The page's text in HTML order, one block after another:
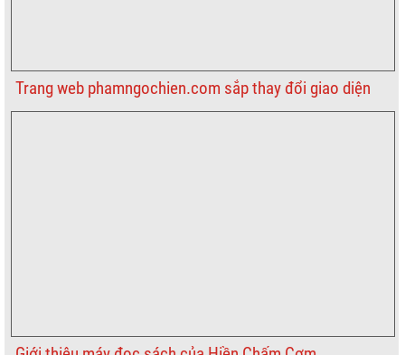
Trang web phamngochien.com sắp thay đổi giao diện